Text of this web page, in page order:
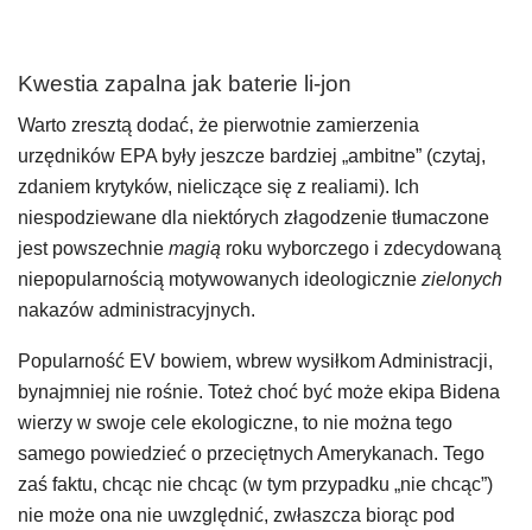
Kwestia zapalna jak baterie li-jon
Warto zresztą dodać, że pierwotnie zamierzenia
urzędników EPA były jeszcze bardziej „ambitne” (czytaj,
zdaniem krytyków, nieliczące się z realiami). Ich
niespodziewane dla niektórych złagodzenie tłumaczone
jest powszechnie magią roku wyborczego i zdecydowaną
niepopularnością motywowanych ideologicznie zielonych
nakazów administracyjnych.
Popularność EV bowiem, wbrew wysiłkom Administracji,
bynajmniej nie rośnie. Toteż choć być może ekipa Bidena
wierzy w swoje cele ekologiczne, to nie można tego
samego powiedzieć o przeciętnych Amerykanach. Tego
zaś faktu, chcąc nie chcąc (w tym przypadku „nie chcąc”)
nie może ona nie uwzględnić, zwłaszcza biorąc pod